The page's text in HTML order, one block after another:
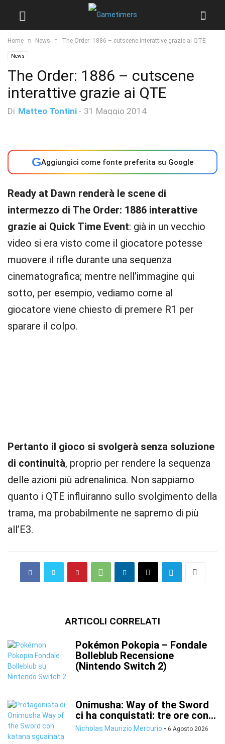
Home News The Order: 1886 – cutscene interattive grazie ai QTE
News
The Order: 1886 – cutscene
interattive grazie ai QTE
Di Matteo Tontini - 31 Maggio 2014
GAggiungici come fonte preferita su Google
Ready at Dawn renderà le scene di
intermezzo di The Order: 1886 interattive
grazie ai Quick Time Event: già in un vecchio
video si era visto come il giocatore potesse
muovere il rifle durante una sequenza
cinematografica; mentre nell’immagine qui
sotto, per esempio, vediamo come al
giocatore viene chiesto di premere R1 per
sparare il colpo.
Pertanto il gioco si svolgerà senza soluzione
di continuità, proprio per rendere la sequenza
delle azioni più adrenalinica. Non sappiamo
quanto i QTE influiranno sullo svolgimento della
trama, ma probabilmente ne sapremo di più
all’E3.
ARTICOLI CORRELATI
Pokémon Pokopia – Fondale
Bolleblub Recensione
(Nintendo Switch 2)
Onimusha: Way of the Sword
ci ha conquistati: tre ore con...
Nicholas Maurizio Mercurio - 6 Agosto 2026